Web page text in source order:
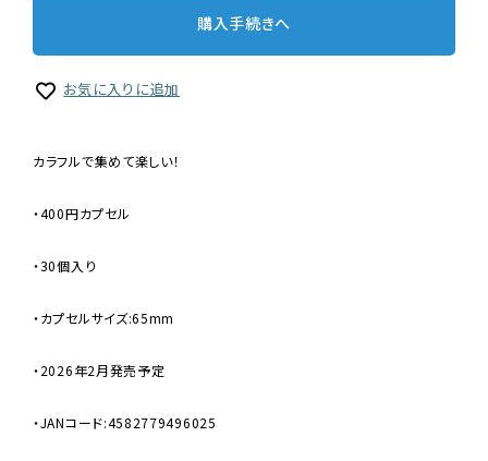
購入手続きへ
お気に入りに追加
カラフルで集めて楽しい！
・400円カプセル
・30個入り
・カプセルサイズ:65mm
・2026年2月発売予定
・JANコード:4582779496025